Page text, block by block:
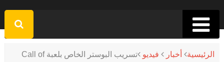
الرئيسية أخبار فيديو
تسريب البوستر الخاص بلعبة Call of